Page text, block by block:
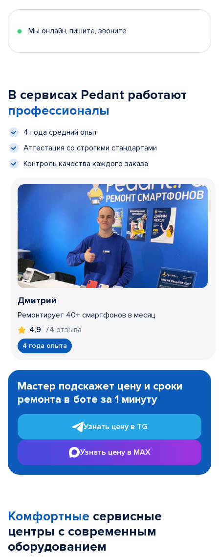
Мы онлайн, пишите, звоните
В сервисах Pedant работают
профессионалы
4 года средний опыт
Аттестация со строгими стандартами
Контроль качества каждого заказа
Дмитрий
Ремонтирует 40+ смартфонов в месяц
4,9 74 отзыва
4 года опыта
1
Мастер подскажет цену и сроки
ремонта в боте за 1 минуту
Узнать цену в TG
Узнать цену в MAX
Комфортные сервисные
центры с современным
оборудованием